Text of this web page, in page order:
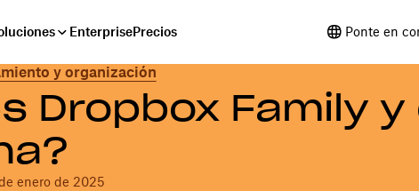
EnterprisePrecios Ponte en
y organización
Dropbox Family
enero de 2025